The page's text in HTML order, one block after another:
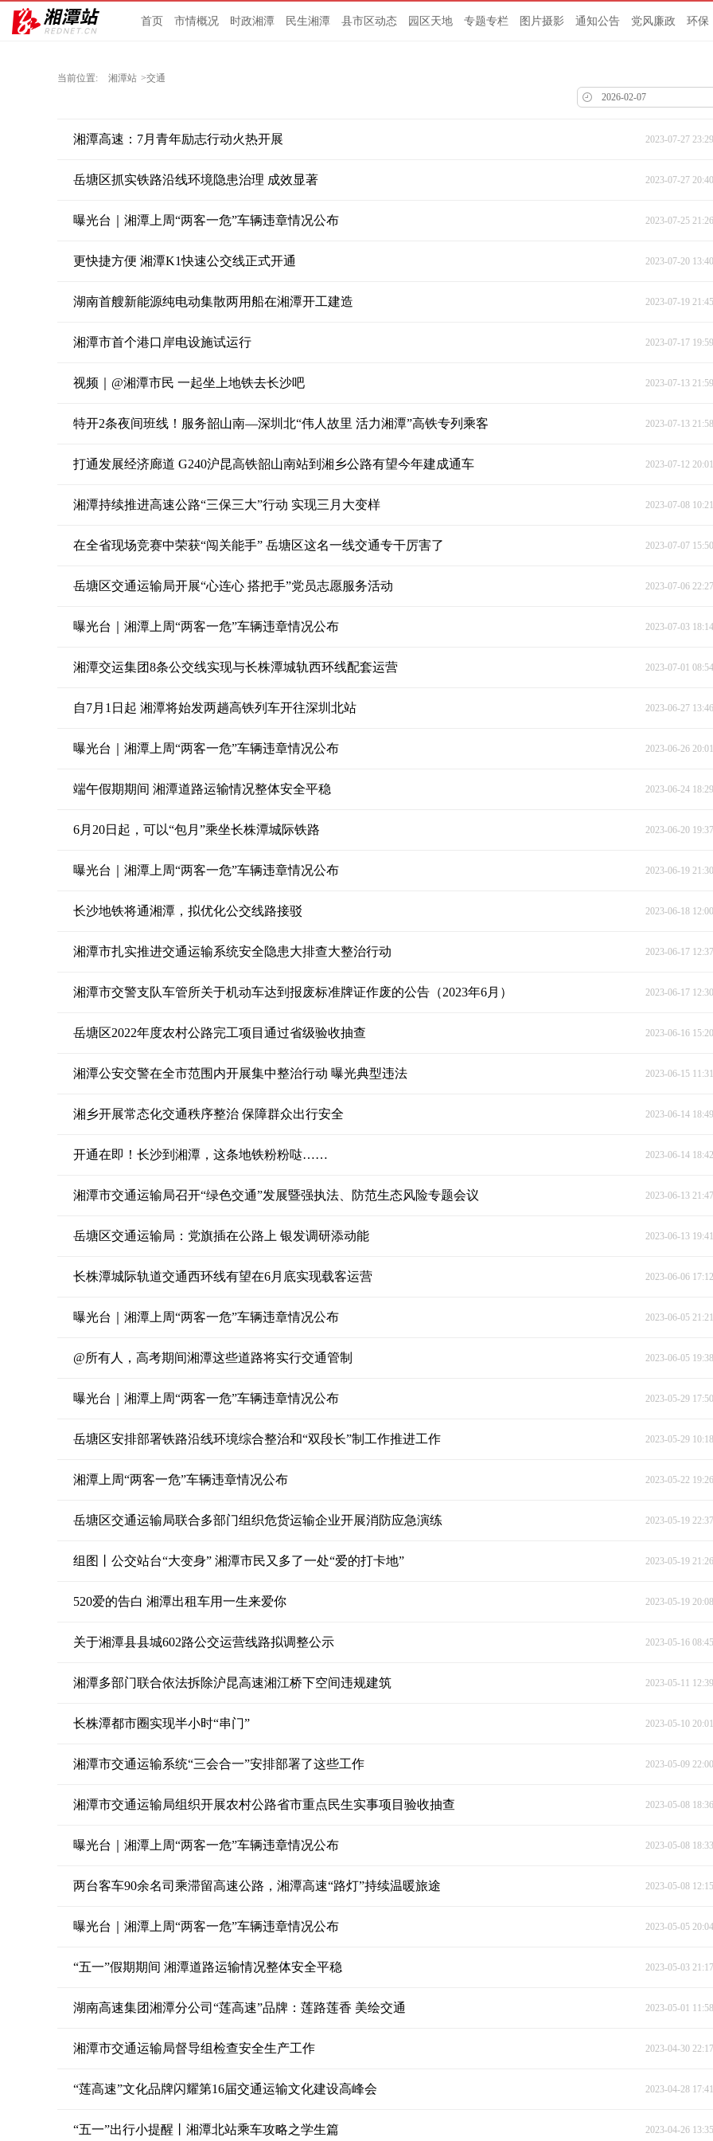
首页 市情概况 时政湘潭 民生湘潭 县市区动态 园区天地 专题专栏 图片摄影 通知公告 党风廉政 环保
当前位置: 湘潭站 >交通
湘潭高速：7月青年励志行动火热开展 2023-07-27
岳塘区抓实铁路沿线环境隐患治理 成效显著 2023-07-27
曝光台｜湘潭上周“两客一危”车辆违章情况公布 2023-07-25
更快捷方便 湘潭K1快速公交线正式开通 2023-07-20
湖南首艘新能源纯电动集散两用船在湘潭开工建造 2023-07-19
湘潭市首个港口岸电设施试运行 2023-07-17
视频｜@湘潭市民 一起坐上地铁去长沙吧 2023-07-13
特开2条夜间班线！服务韶山南—深圳北“伟人故里 活力湘潭”高铁专列乘客 2023-07-13
打通发展经济廊道 G240沪昆高铁韶山南站到湘乡公路有望今年建成通车 2023-07-12
湘潭持续推进高速公路“三保三大”行动 实现三月大变样 2023-07-08
在全省现场竞赛中荣获“闯关能手” 岳塘区这名一线交通专干厉害了 2023-07-07
岳塘区交通运输局开展“心连心 搭把手”党员志愿服务活动 2023-07-06
曝光台｜湘潭上周“两客一危”车辆违章情况公布 2023-07-03
湘潭交运集团8条公交线实现与长株潭城轨西环线配套运营 2023-07-01
自7月1日起 湘潭将始发两趟高铁列车开往深圳北站 2023-06-27
曝光台｜湘潭上周“两客一危”车辆违章情况公布 2023-06-26
端午假期期间 湘潭道路运输情况整体安全平稳 2023-06-24
6月20日起，可以“包月”乘坐长株潭城际铁路 2023-06-20
曝光台｜湘潭上周“两客一危”车辆违章情况公布 2023-06-19
长沙地铁将通湘潭，拟优化公交线路接驳 2023-06-18
湘潭市扎实推进交通运输系统安全隐患大排查大整治行动 2023-06-17
湘潭市交警支队车管所关于机动车达到报废标准牌证作废的公告（2023年6月） 2023-06-17
岳塘区2022年度农村公路完工项目通过省级验收抽查 2023-06-16
湘潭公安交警在全市范围内开展集中整治行动 曝光典型违法 2023-06-15
湘乡开展常态化交通秩序整治 保障群众出行安全 2023-06-14
开通在即！长沙到湘潭，这条地铁粉粉哒…… 2023-06-14
湘潭市交通运输局召开“绿色交通”发展暨强执法、防范生态风险专题会议 2023-06-13
岳塘区交通运输局：党旗插在公路上 银发调研添动能 2023-06-13
长株潭城际轨道交通西环线有望在6月底实现载客运营 2023-06-06
曝光台｜湘潭上周“两客一危”车辆违章情况公布 2023-06-05
@所有人，高考期间湘潭这些道路将实行交通管制 2023-06-05
曝光台｜湘潭上周“两客一危”车辆违章情况公布 2023-05-29
岳塘区安排部署铁路沿线环境综合整治和“双段长”制工作推进工作 2023-05-29
湘潭上周“两客一危”车辆违章情况公布 2023-05-22
岳塘区交通运输局联合多部门组织危货运输企业开展消防应急演练 2023-05-19
组图丨公交站台“大变身” 湘潭市民又多了一处“爱的打卡地” 2023-05-19
520爱的告白 湘潭出租车用一生来爱你 2023-05-19
关于湘潭县县城602路公交运营线路拟调整公示 2023-05-16
湘潭多部门联合依法拆除沪昆高速湘江桥下空间违规建筑 2023-05-11
长株潭都市圈实现半小时“串门” 2023-05-10
湘潭市交通运输系统“三会合一”安排部署了这些工作 2023-05-09
湘潭市交通运输局组织开展农村公路省市重点民生实事项目验收抽查 2023-05-08
曝光台｜湘潭上周“两客一危”车辆违章情况公布 2023-05-08
两台客车90余名司乘滞留高速公路，湘潭高速“路灯”持续温暖旅途 2023-05-08
曝光台｜湘潭上周“两客一危”车辆违章情况公布 2023-05-05
“五一”假期期间 湘潭道路运输情况整体安全平稳 2023-05-03
湖南高速集团湘潭分公司“莲高速”品牌：莲路莲香 美绘交通 2023-05-01
湘潭市交通运输局督导组检查安全生产工作 2023-04-30
“莲高速”文化品牌闪耀第16届交通运输文化建设高峰会 2023-04-28
“五一”出行小提醒丨湘潭北站乘车攻略之学生篇 2023-04-26